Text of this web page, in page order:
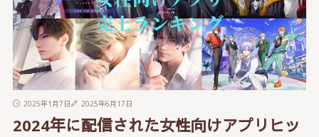
2025年1月7日 2025年6月17日
2024年に配信された女性向けアプリヒッ